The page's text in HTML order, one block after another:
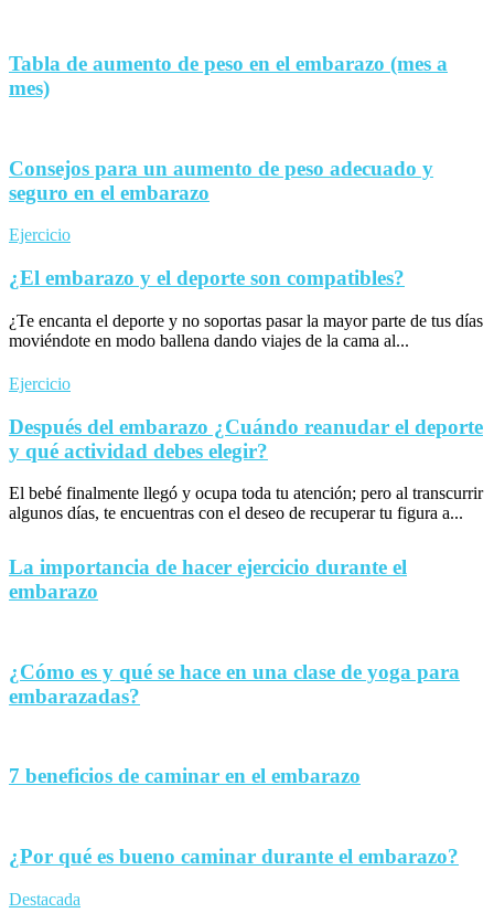
Tabla de aumento de peso en el embarazo (mes a
mes)
Consejos para un aumento de peso adecuado y
seguro en el embarazo
Ejercicio
¿El embarazo y el deporte son compatibles?
¿Te encanta el deporte y no soportas pasar la mayor parte de tus días
moviéndote en modo ballena dando viajes de la cama al...
Ejercicio
Después del embarazo ¿Cuándo reanudar el deporte
y qué actividad debes elegir?
El bebé finalmente llegó y ocupa toda tu atención; pero al transcurrir
algunos días, te encuentras con el deseo de recuperar tu figura a...
La importancia de hacer ejercicio durante el
embarazo
¿Cómo es y qué se hace en una clase de yoga para
embarazadas?
7 beneficios de caminar en el embarazo
¿Por qué es bueno caminar durante el embarazo?
Destacada